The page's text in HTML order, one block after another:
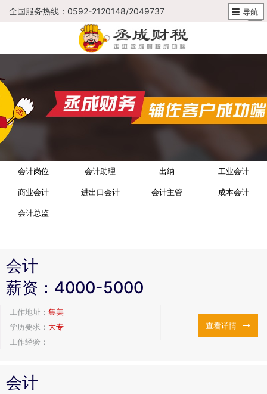
全国服务热线：0592-2120148/2049737
会计岗位 会计助理 出纳 工业会计
商业会计 进出口会计 会计主管 成本会计
会计总监
会计
薪资： 4000-5000
工作地址： 集美
学历要求： 大专
工作经验：
查看详情
会计
导航